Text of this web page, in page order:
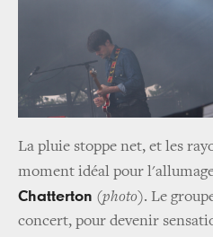
La pluie stoppe net, et les
moment idéal pour
Chatterton (photo). Le
concert, pour devenir